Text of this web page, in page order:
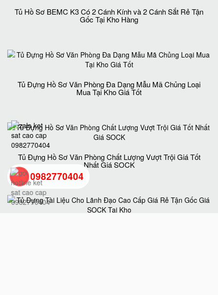
Tủ Hồ Sơ BEMC K3 Có 2 Cánh Kính và 2 Cánh Sắt Rẻ Tận
Gốc Tại Kho Hàng
Tủ Đựng Hồ Sơ Văn Phòng Đa Dạng Mẫu Mã Chủng Loại
Mua Tại Kho Giá Tốt
Tủ Đựng Hồ Sơ Văn Phòng Chất Lượng Vượt Trội Giá Tốt
Nhất Giá SOCK
0982770404